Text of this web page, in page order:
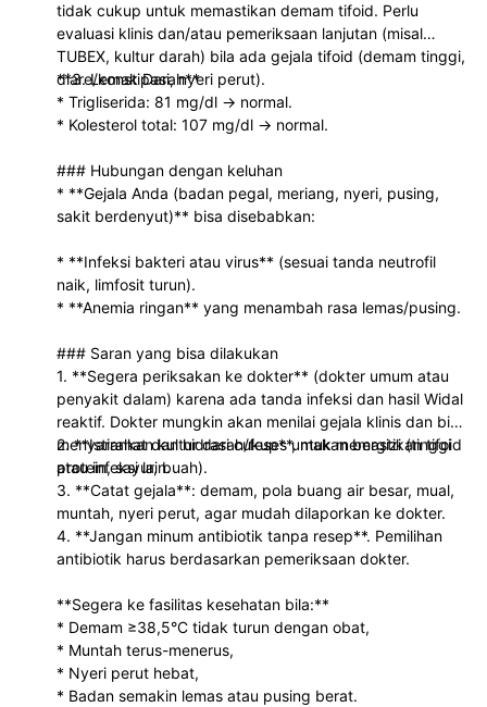
tidak cukup untuk memastikan demam tifoid. Perlu
evaluasi klinis dan/atau pemeriksaan lanjutan (misal
TUBEX, kultur darah) bila ada gejala tifoid (demam tinggi,
diare/konstipasi, nyeri perut).
**3. Lemak Darah**
* Trigliserida: 81 mg/dl → normal.
* Kolesterol total: 107 mg/dl → normal.
### Hubungan dengan keluhan
* **Gejala Anda (badan pegal, meriang, nyeri, pusing,
sakit berdenyut)** bisa disebabkan:
* **Infeksi bakteri atau virus** (sesuai tanda neutrofil
naik, limfosit turun).
* **Anemia ringan** yang menambah rasa lemas/pusing.
### Saran yang bisa dilakukan
1. **Segera periksakan ke dokter** (dokter umum atau
penyakit dalam) karena ada tanda infeksi dan hasil Widal
reaktif. Dokter mungkin akan menilai gejala klinis dan bisa
menyarankan kultur darah/feses untuk memastikan tifoid
atau infeksi lain.
2. **Istirahat dan hidrasi cukup**, makan bergizi (tinggi
protein, sayur, buah).
3. **Catat gejala**: demam, pola buang air besar, mual,
muntah, nyeri perut, agar mudah dilaporkan ke dokter.
4. **Jangan minum antibiotik tanpa resep**. Pemilihan
antibiotik harus berdasarkan pemeriksaan dokter.
**Segera ke fasilitas kesehatan bila:**
* Demam ≥38,5°C tidak turun dengan obat,
* Muntah terus-menerus,
* Nyeri perut hebat,
* Badan semakin lemas atau pusing berat.